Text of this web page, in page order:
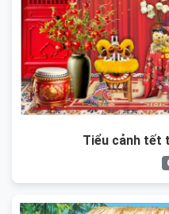
Tiểu cảnh tết